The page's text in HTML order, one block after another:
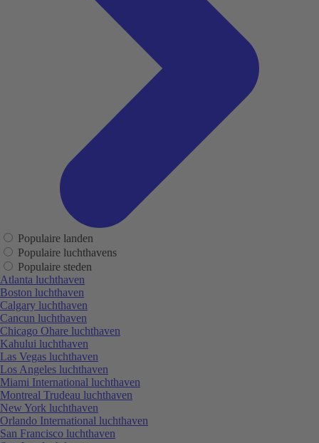
Populaire landen
Populaire luchthavens
Populaire steden
Atlanta luchthaven
Boston luchthaven
Calgary luchthaven
Cancun luchthaven
Chicago Ohare luchthaven
Kahului luchthaven
Las Vegas luchthaven
Los Angeles luchthaven
Miami International luchthaven
Montreal Trudeau luchthaven
New York luchthaven
Orlando International luchthaven
San Francisco luchthaven